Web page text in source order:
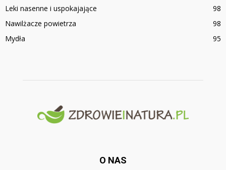
Leki nasenne i uspokajające
98
Nawilżacze powietrza
98
Mydła
95
O NAS